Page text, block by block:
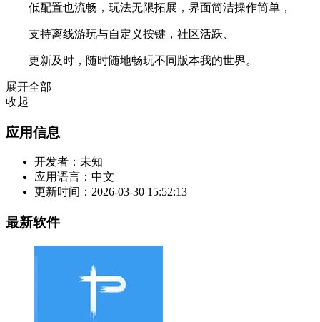
低配置也流畅，玩法无限拓展，界面简洁操作简单，
支持离线游玩与自定义按键，社区活跃、
更新及时，随时随地畅玩不同版本我的世界。
展开全部
收起
应用信息
开发者： 未知
应用语言： 中文
更新时间： 2026-03-30 15:52:13
最新软件